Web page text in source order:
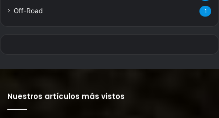
Off-Road 1
Nuestros artículos más vistos